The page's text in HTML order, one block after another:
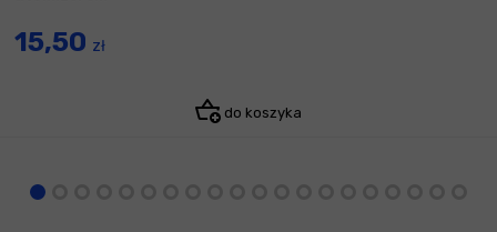
15,50 zł
do koszyka